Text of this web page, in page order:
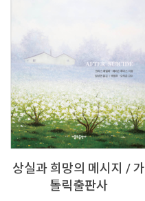
상실과 희망의 메시지 / 가
톨릭출판사